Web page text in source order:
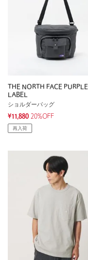
THE NORTH FACE PURPLE
LABEL
ショルダーバッグ
¥11,880 20%OFF
再入荷